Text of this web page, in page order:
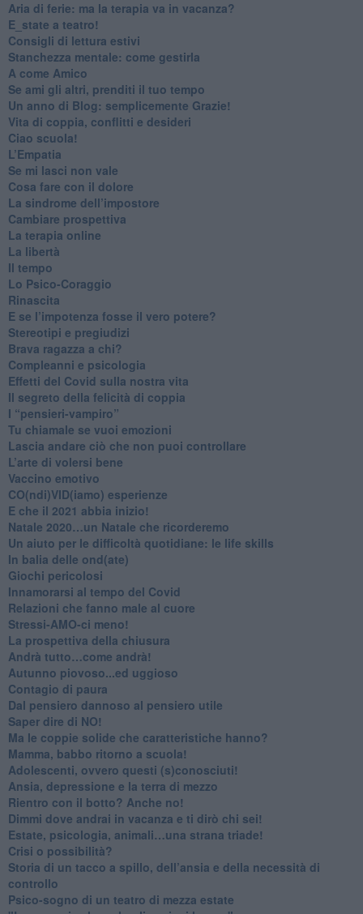
​Aria di ferie: ma la terapia va in vacanza?
​E_state a teatro!
​Consigli di lettura estivi
​Stanchezza mentale: come gestirla
​A come Amico
​Se ami gli altri, prenditi il tuo tempo
​Un anno di Blog: semplicemente Grazie!
​Vita di coppia, conflitti e desideri
​Ciao scuola!
​L’Empatia
​Se mi lasci non vale
Cosa fare con il dolore
​La sindrome dell’impostore
​Cambiare prospettiva
La terapia online
La libertà
​Il tempo
​Lo Psico-Coraggio
Rinascita
​E se l’impotenza fosse il vero potere?
Stereotipi e pregiudizi
​Brava ragazza a chi?
​Compleanni e psicologia
Effetti del Covid sulla nostra vita
Il segreto della felicità di coppia
​I “pensieri-vampiro”
​Tu chiamale se vuoi emozioni
​Lascia andare ciò che non puoi controllare
L’arte di volersi bene
​Vaccino emotivo
CO(ndi)VID(iamo) esperienze
​E che il 2021 abbia inizio!
​Natale 2020…un Natale che ricorderemo
Un aiuto per le difficoltà quotidiane: le life skills
​In balia delle ond(ate)
Giochi pericolosi
Innamorarsi al tempo del Covid
​Relazioni che fanno male al cuore
​Stressi-AMO-ci meno!
​La prospettiva della chiusura
​Andrà tutto…come andrà!
Autunno piovoso...ed uggioso
​Contagio di paura
​Dal pensiero dannoso al pensiero utile
​Saper dire di NO!
​Ma le coppie solide che caratteristiche hanno?
​Mamma, babbo ritorno a scuola!
Adolescenti, ovvero questi (s)conosciuti!
Ansia, depressione e la terra di mezzo
​Rientro con il botto? Anche no!
Dimmi dove andrai in vacanza e ti dirò chi sei!
​Estate, psicologia, animali…una strana triade!
​Crisi o possibilità?
​Storia di un tacco a spillo, dell’ansia e della necessità di
controllo
​Psico-sogno di un teatro di mezza estate